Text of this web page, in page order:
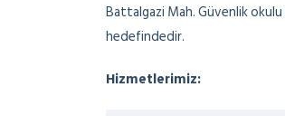
Battalgazi Mah. Güvenlik
hedefindedir.
Hizmetlerimiz: